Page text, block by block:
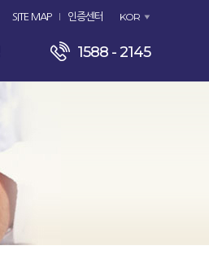
SITE MAP 인증센터 KOR
1588 - 2145